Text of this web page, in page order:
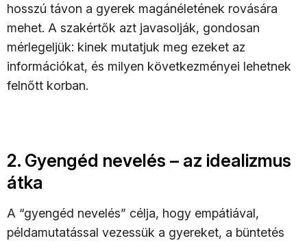
hosszú távon a gyerek magánéletének rovására
mehet. A szakértők azt javasolják, gondosan
mérlegeljük: kinek mutatjuk meg ezeket az
információkat, és milyen következményei lehetnek
felnőtt korban.
2. Gyengéd nevelés – az idealizmus
átka
A “gyengéd nevelés” célja, hogy empátiával,
példamutatással vezessük a gyereket, a büntetés